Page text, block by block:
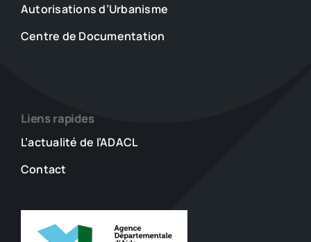
Autorisations d’Urbanisme
Centre de Documentation
Liens rapides
L’actualité de l’ADACL
Contact